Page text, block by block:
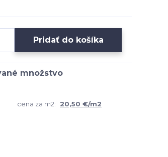
Pridať do košíka
cena za m2:
20,50 €/m2